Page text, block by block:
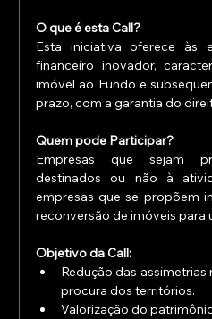
O que é esta Call?
Esta iniciativa oferece às
financeiro inovador,
imóvel ao Fundo e
prazo, com a garantia do
Quem pode Participar?
Empresas que sejam
destinados ou não à
empresas que se propõem
reconversão de imóveis para
Objetivo da Call:
Redução das
procura dos territórios.
Valorização do